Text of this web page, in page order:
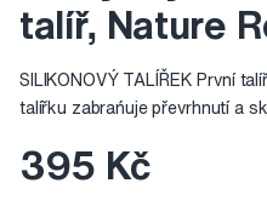
talíř, Nature
SILIKONOVÝ TALÍŘEK První
talířku zabrańuje převrhnutí a
395 Kč